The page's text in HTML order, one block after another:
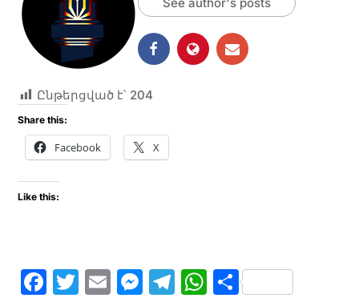
See author's posts
Ընթերցված է՝ 204
Share this:
Facebook X
Like this:
F T E M T W S